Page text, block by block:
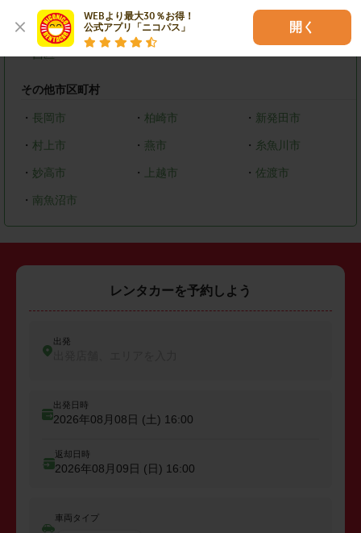
WEBより最大30％お得！
公式アプリ「ニコパス」
開く
・ 東区 ・中央区
・西区
その他市区町村
・ 長岡市 ・ 柏崎市 ・ 新発田市
・ 村上市 ・ 燕市 ・ 糸魚川市
・ 妙高市 ・ 上越市 ・ 佐渡市
・ 南魚沼市
レンタカーを予約しよう
出発
出発日時
2026年08月08日 (土) 16:00
返却日時
2026年08月09日 (日) 16:00
車両タイプ